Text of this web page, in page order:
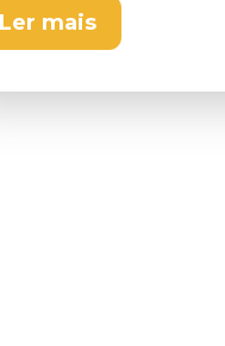
Ler mais